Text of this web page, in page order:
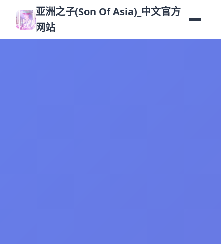
亚洲之子(Son Of Asia)_中文官方
网站